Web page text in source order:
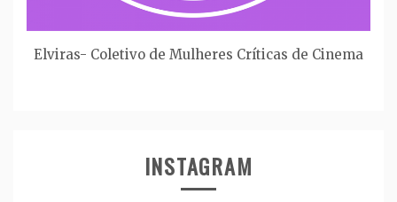
Elviras- Coletivo de Mulheres Críticas de Cinema
INSTAGRAM